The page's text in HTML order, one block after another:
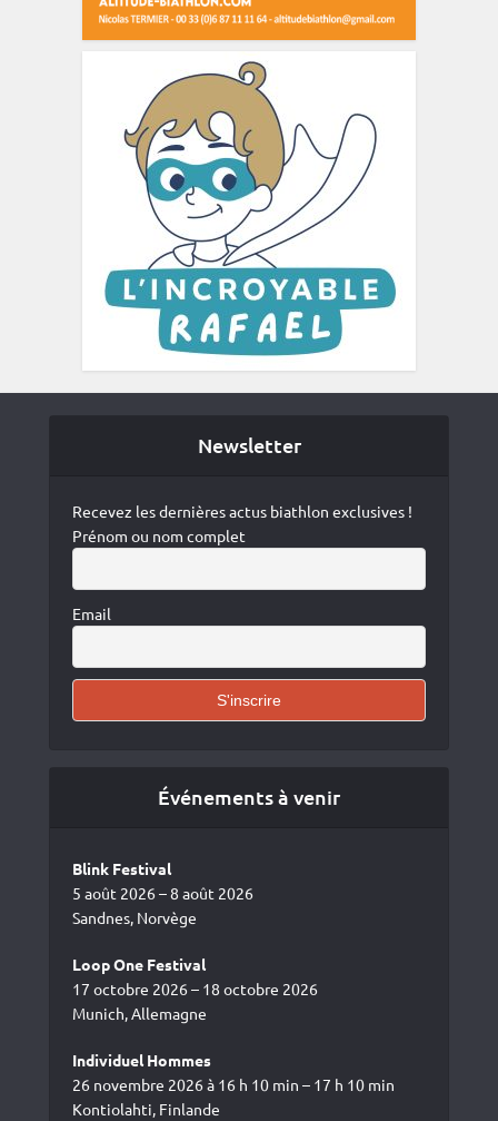
Newsletter
Recevez les dernières actus biathlon exclusives !
Prénom ou nom complet
Email
Événements à venir
Blink Festival
5 août 2026 – 8 août 2026
Sandnes, Norvège
Loop One Festival
17 octobre 2026 – 18 octobre 2026
Munich, Allemagne
Individuel Hommes
26 novembre 2026 à 16 h 10 min – 17 h 10 min
Kontiolahti, Finlande